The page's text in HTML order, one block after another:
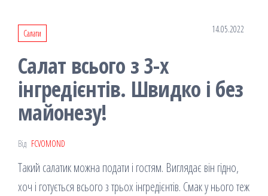
Салати 14.05.2022
Салат всього з 3-х
інгредієнтів. Швидко і без
майонезу!
Від FCVOMOND
Такий салатик можна подати і гостям. Виглядає він гідно,
хоч і готується всього з трьох інгредієнтів. Смак у нього теж